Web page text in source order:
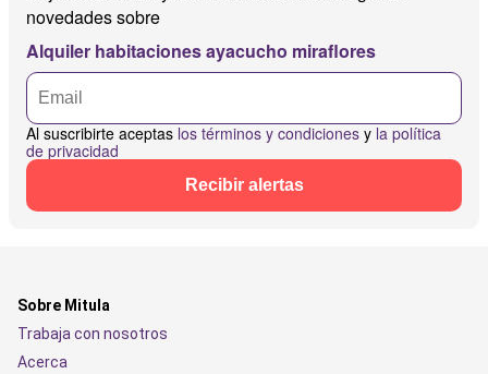
novedades sobre
Alquiler habitaciones ayacucho miraflores
Al suscribirte aceptas los términos y condiciones y la política
de privacidad
Recibir alertas
Sobre Mitula
Trabaja con nosotros
Acerca